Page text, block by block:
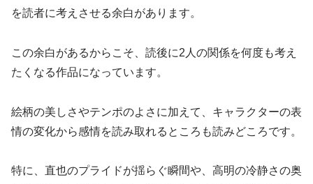
を読者に考えさせる余白があります。
この余白があるからこそ、読後に2人の関係を何度も考え
たくなる作品になっています。
絵柄の美しさやテンポのよさに加えて、キャラクターの表
情の変化から感情を読み取れるところも読みどころです。
特に、直也のプライドが揺らぐ瞬間や、高明の冷静さの奥